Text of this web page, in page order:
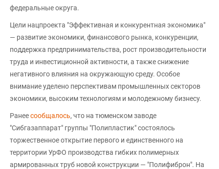
федеральные округа.
Цели нацпроекта "Эффективная и конкурентная экономика"
— развитие экономики, финансового рынка, конкуренции,
поддержка предпринимательства, рост производительности
труда и инвестиционной активности, а также снижение
негативного влияния на окружающую среду. Особое
внимание уделено перспективам промышленных секторов
экономики, высоким технологиям и молодежному бизнесу.
Ранеесообщалось, что на тюменском заводе
"Сибгазаппарат" группы "Полипластик" состоялось
торжественное открытие первого и единственного на
территории УрФО производства гибких полимерных
армированных труб новой конструкции — "Полифиброн". На